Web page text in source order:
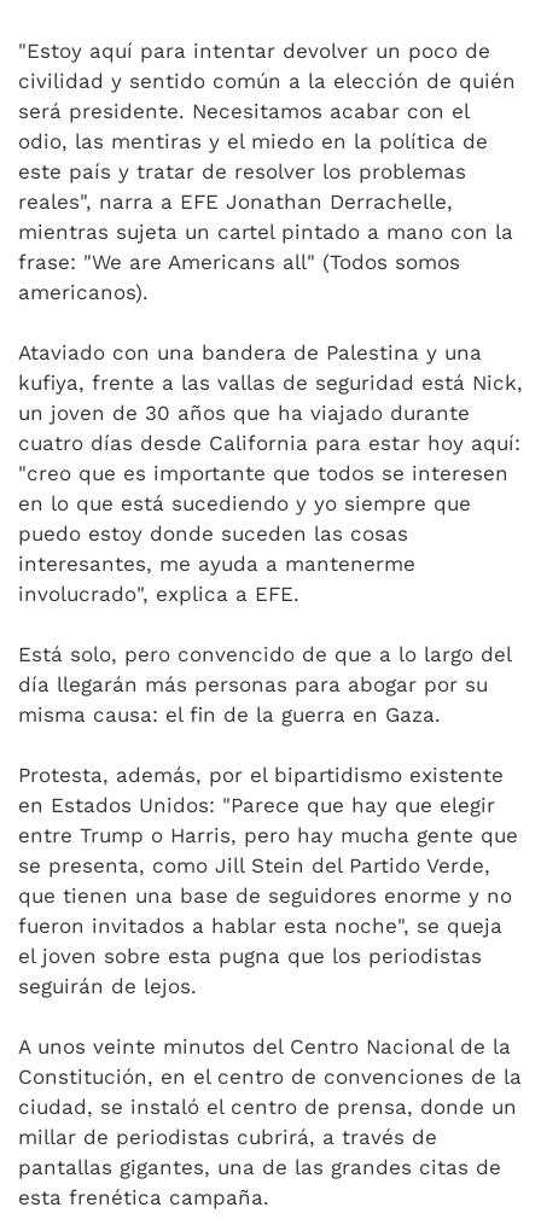
"Estoy aquí para intentar devolver un poco de
civilidad y sentido común a la elección de quién
será presidente. Necesitamos acabar con el
odio, las mentiras y el miedo en la política de
este país y tratar de resolver los problemas
reales", narra a EFE Jonathan Derrachelle,
mientras sujeta un cartel pintado a mano con la
frase: "We are Americans all" (Todos somos
americanos).
Ataviado con una bandera de Palestina y una
kufiya, frente a las vallas de seguridad está Nick,
un joven de 30 años que ha viajado durante
cuatro días desde California para estar hoy aquí:
"creo que es importante que todos se interesen
en lo que está sucediendo y yo siempre que
puedo estoy donde suceden las cosas
interesantes, me ayuda a mantenerme
involucrado", explica a EFE.
Está solo, pero convencido de que a lo largo del
día llegarán más personas para abogar por su
misma causa: el fin de la guerra en Gaza.
Protesta, además, por el bipartidismo existente
en Estados Unidos: "Parece que hay que elegir
entre Trump o Harris, pero hay mucha gente que
se presenta, como Jill Stein del Partido Verde,
que tienen una base de seguidores enorme y no
fueron invitados a hablar esta noche", se queja
el joven sobre esta pugna que los periodistas
seguirán de lejos.
A unos veinte minutos del Centro Nacional de la
Constitución, en el centro de convenciones de la
ciudad, se instaló el centro de prensa, donde un
millar de periodistas cubrirá, a través de
pantallas gigantes, una de las grandes citas de
esta frenética campaña.